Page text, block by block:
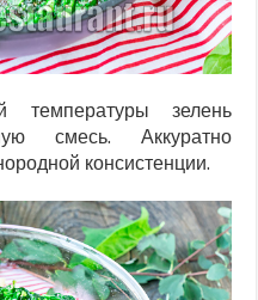
температуры зелень
смесь. Аккуратно
консистенции.